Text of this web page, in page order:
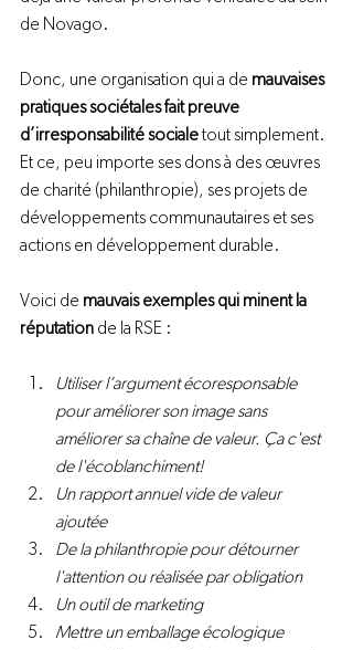
de Novago.
Donc, une organisation qui a de mauvaises
pratiques sociétales fait preuve
d’irresponsabilité sociale tout simplement.
Et ce, peu importe ses dons à des œuvres
de charité (philanthropie), ses projets de
développements communautaires et ses
actions en développement durable.
Voici de mauvais exemples qui minent la
réputation de la RSE :
Utiliser l’argument écoresponsable
pour améliorer son image sans
améliorer sa chaîne de valeur. Ça c'est
de l'écoblanchiment!
Un rapport annuel vide de valeur
ajoutée
De la philanthropie pour détourner
l'attention ou réalisée par obligation
Un outil de marketing
Mettre un emballage écologique